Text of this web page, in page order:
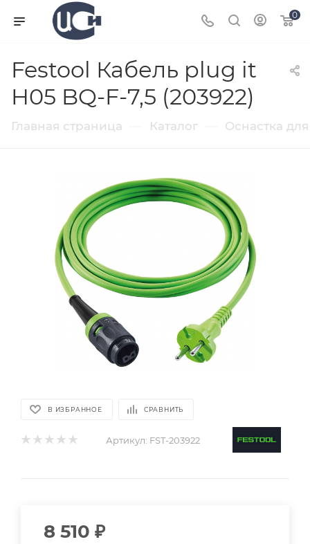
0
Festool Кабель plug it
H05 BQ-F-7,5 (203922)
Главная страница Каталог Оснастка
В ИЗБРАННОЕ СРАВНИТЬ
Артикул: FST-203922
8 510 ₽